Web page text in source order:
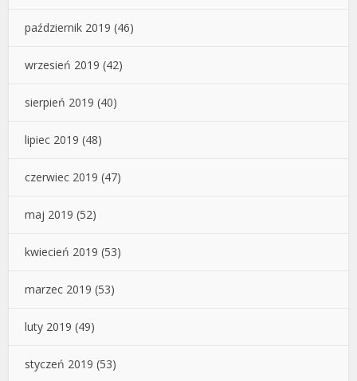
październik 2019 (46)
wrzesień 2019 (42)
sierpień 2019 (40)
lipiec 2019 (48)
czerwiec 2019 (47)
maj 2019 (52)
kwiecień 2019 (53)
marzec 2019 (53)
luty 2019 (49)
styczeń 2019 (53)